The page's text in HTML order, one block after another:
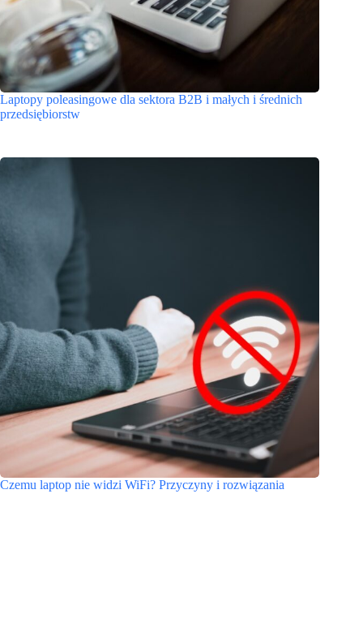
Laptopy poleasingowe dla sektora B2B i małych i średnich
przedsiębiorstw
Czemu laptop nie widzi WiFi? Przyczyny i rozwiązania